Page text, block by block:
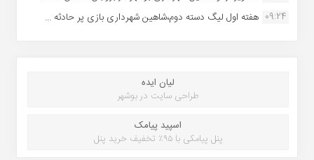
09:24 هفته اول لیگ دسته دوم،شاهین شهرداری بازی پر حادثه ...
لیان ایده
طراحی سایت در بوشهر
اسپید پیامک
پنل پیامکی با ۹۵٪ تخفیف خرید پنل